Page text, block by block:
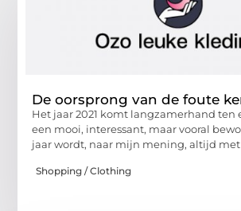
De oorsprong van de foute
Het jaar 2021 komt langzamerhand ten
een mooi, interessant, maar vooral
jaar wordt, naar mijn mening, altijd
Shopping / Clothing